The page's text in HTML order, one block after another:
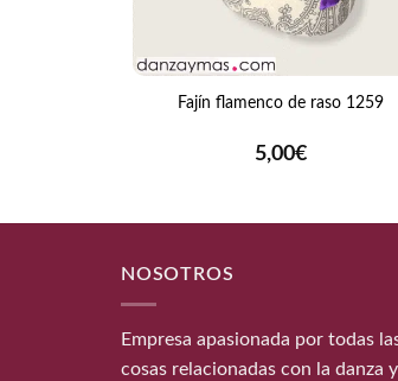
Fajín flamenco de raso 1259
5,00€
NOSOTROS
Empresa apasionada por todas
cosas relacionadas con la danza y